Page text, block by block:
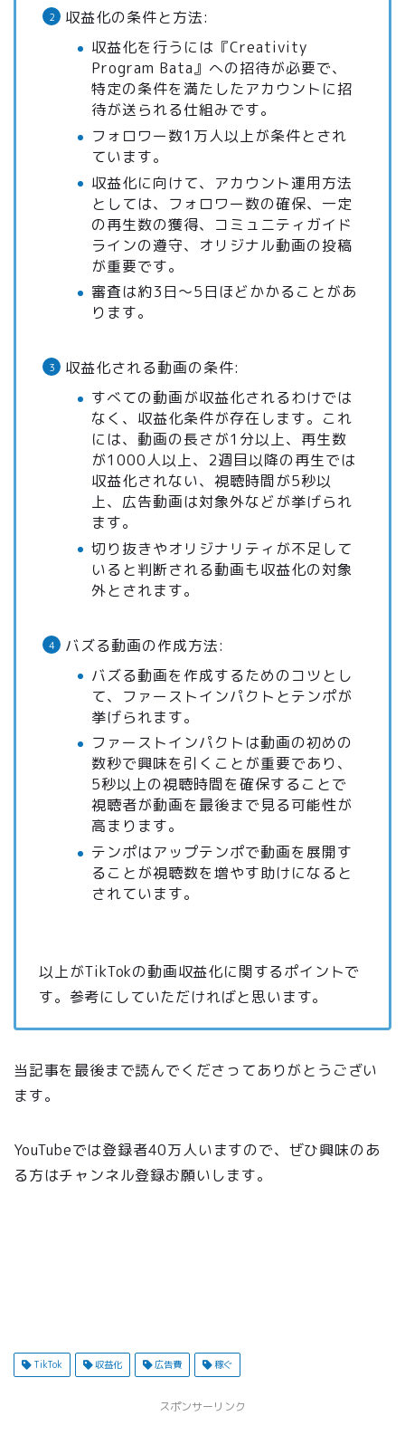
収益化の条件と方法:
収益化を行うには『Creativity
Program Bata』への招待が必要で、
特定の条件を満たしたアカウントに招
待が送られる仕組みです。
フォロワー数1万人以上が条件とされ
ています。
収益化に向けて、アカウント運用方法
としては、フォロワー数の確保、一定
の再生数の獲得、コミュニティガイド
ラインの遵守、オリジナル動画の投稿
が重要です。
審査は約3日～5日ほどかかることがあ
ります。
収益化される動画の条件:
すべての動画が収益化されるわけでは
なく、収益化条件が存在します。これ
には、動画の長さが1分以上、再生数
が1000人以上、2週目以降の再生では
収益化されない、視聴時間が5秒以
上、広告動画は対象外などが挙げられ
ます。
切り抜きやオリジナリティが不足して
いると判断される動画も収益化の対象
外とされます。
バズる動画の作成方法:
バズる動画を作成するためのコツとし
て、ファーストインパクトとテンポが
挙げられます。
ファーストインパクトは動画の初めの
数秒で興味を引くことが重要であり、
5秒以上の視聴時間を確保することで
視聴者が動画を最後まで見る可能性が
高まります。
テンポはアップテンポで動画を展開す
ることが視聴数を増やす助けになると
されています。
以上がTikTokの動画収益化に関するポイントで
す。参考にしていただければと思います。
当記事を最後まで読んでくださってありがとうござい
ます。
YouTubeでは登録者40万人いますので、ぜひ興味のあ
る方はチャンネル登録お願いします。
TikTok 収益化 広告費 稼ぐ
スポンサーリンク